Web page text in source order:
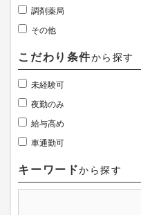
調剤薬局
その他
こだわり条件から探す
未経験可
夜勤のみ
給与高め
車通勤可
キーワードから探す